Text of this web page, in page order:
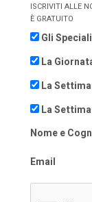
ISCRIVITI ALLE
È GRATUITO
Gli
La
La
La
Nome e
Email